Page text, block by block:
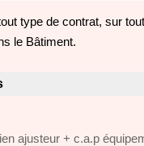
type de contrat, sur
le Bâtiment.
ajusteur + c.a.p